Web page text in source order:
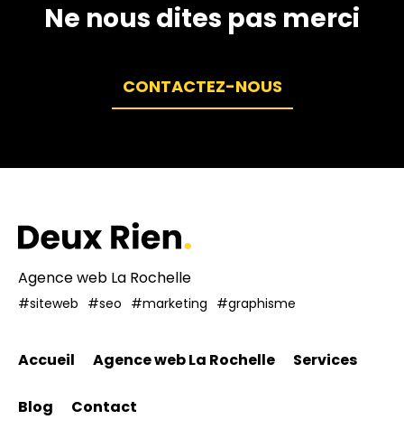
Ne nous dites pas merci
CONTACTEZ-NOUS
Agence web La Rochelle
#siteweb #seo #marketing #graphisme
Accueil Agence web La Rochelle Services
Blog Contact